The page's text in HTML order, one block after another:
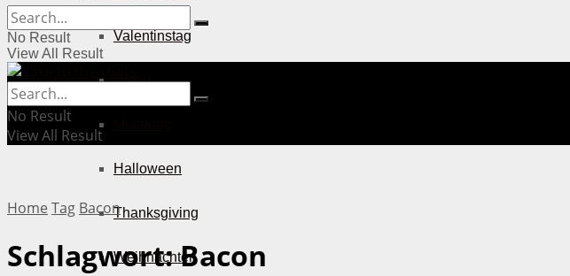
Valentinstag
Ostern
Halloween
Thanksgiving
Weihnachten
No Result
View All Result
No Result
View All Result
Home Tag Bacon
Schlagwort:Bacon